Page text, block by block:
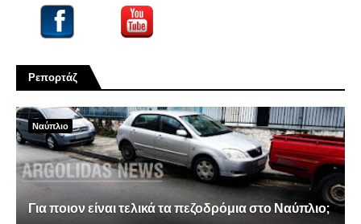
Ρεπορτάζ
Ναύπλιο
Για ποιον είναι τελικά τα πεζοδρόμια στο Ναύπλιο;